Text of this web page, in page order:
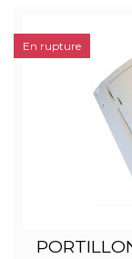
En rupture